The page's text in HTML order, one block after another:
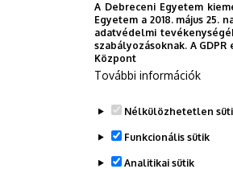
A Debreceni Egyetem
Egyetem a 2018. május
adatvédelmi
szabályozásoknak. A
Központ
További információk
Nélkülözhetetlen
Funkcionális sütik
Analitikai sütik